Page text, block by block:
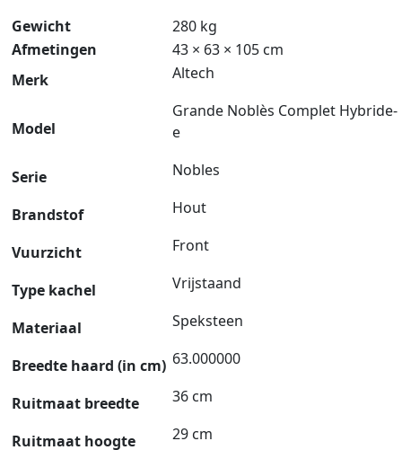
Gewicht
280 kg
Afmetingen
43 × 63 × 105 cm
Merk
Altech
Model
Grande Noblès Complet Hybride-
e
Serie Nobles
Brandstof Hout
Vuurzicht Front
Type kachel Vrijstaand
Materiaal Speksteen
Breedte haard (in cm) 63.000000
Ruitmaat breedte 36 cm
Ruitmaat hoogte 29 cm